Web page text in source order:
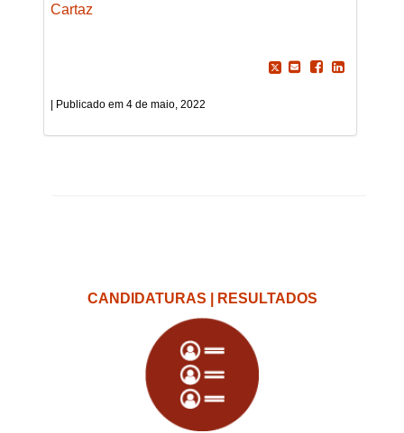
Cartaz
4 de maio, 2022
CANDIDATURAS | RESULTADOS